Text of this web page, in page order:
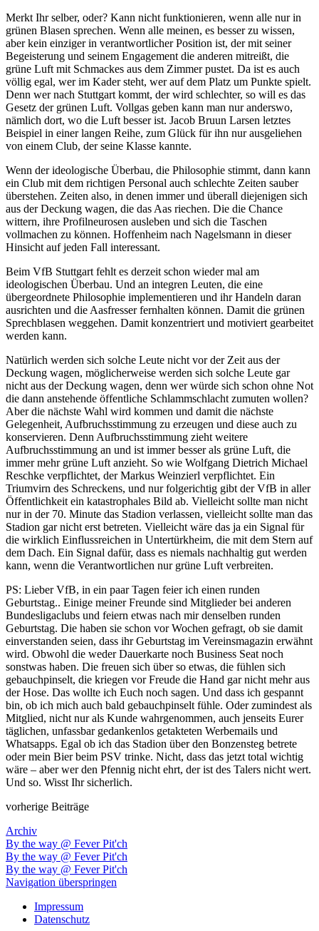
Merkt Ihr selber, oder? Kann nicht funktionieren, wenn alle nur in
grünen Blasen sprechen. Wenn alle meinen, es besser zu wissen,
aber kein einziger in verantwortlicher Position ist, der mit seiner
Begeisterung und seinem Engagement die anderen mitreißt, die
grüne Luft mit Schmackes aus dem Zimmer pustet. Da ist es auch
völlig egal, wer im Kader steht, wer auf dem Platz um Punkte spielt.
Denn wer nach Stuttgart kommt, der wird schlechter, so will es das
Gesetz der grünen Luft. Vollgas geben kann man nur anderswo,
nämlich dort, wo die Luft besser ist. Jacob Bruun Larsen letztes
Beispiel in einer langen Reihe, zum Glück für ihn nur ausgeliehen
von einem Club, der seine Klasse kannte.
Wenn der ideologische Überbau, die Philosophie stimmt, dann kann
ein Club mit dem richtigen Personal auch schlechte Zeiten sauber
überstehen. Zeiten also, in denen immer und überall diejenigen sich
aus der Deckung wagen, die das Aas riechen. Die die Chance
wittern, ihre Profilneurosen ausleben und sich die Taschen
vollmachen zu können. Hoffenheim nach Nagelsmann in dieser
Hinsicht auf jeden Fall interessant.
Beim VfB Stuttgart fehlt es derzeit schon wieder mal am
ideologischen Überbau. Und an integren Leuten, die eine
übergeordnete Philosophie implementieren und ihr Handeln daran
ausrichten und die Aasfresser fernhalten können. Damit die grünen
Sprechblasen weggehen. Damit konzentriert und motiviert gearbeitet
werden kann.
Natürlich werden sich solche Leute nicht vor der Zeit aus der
Deckung wagen, möglicherweise werden sich solche Leute gar
nicht aus der Deckung wagen, denn wer würde sich schon ohne Not
die dann anstehende öffentliche Schlammschlacht zumuten wollen?
Aber die nächste Wahl wird kommen und damit die nächste
Gelegenheit, Aufbruchsstimmung zu erzeugen und diese auch zu
konservieren. Denn Aufbruchsstimmung zieht weitere
Aufbruchsstimmung an und ist immer besser als grüne Luft, die
immer mehr grüne Luft anzieht. So wie Wolfgang Dietrich Michael
Reschke verpflichtet, der Markus Weinzierl verpflichtet. Ein
Triumvirn des Schreckens, und nur folgerichtig gibt der VfB in aller
Öffentlichkeit ein katastrophales Bild ab. Vielleicht sollte man nicht
nur in der 70. Minute das Stadion verlassen, vielleicht sollte man das
Stadion gar nicht erst betreten. Vielleicht wäre das ja ein Signal für
die wirklich Einflussreichen in Untertürkheim, die mit dem Stern auf
dem Dach. Ein Signal dafür, dass es niemals nachhaltig gut werden
kann, wenn die Verantwortlichen nur grüne Luft verbreiten.
PS: Lieber VfB, in ein paar Tagen feier ich einen runden
Geburtstag.. Einige meiner Freunde sind Mitglieder bei anderen
Bundesligaclubs und feiern etwas nach mir denselben runden
Geburtstag. Die haben sie schon vor Wochen gefragt, ob sie damit
einverstanden seien, dass ihr Geburtstag im Vereinsmagazin erwähnt
wird. Obwohl die weder Dauerkarte noch Business Seat noch
sonstwas haben. Die freuen sich über so etwas, die fühlen sich
gebauchpinselt, die kriegen vor Freude die Hand gar nicht mehr aus
der Hose. Das wollte ich Euch noch sagen. Und dass ich gespannt
bin, ob ich mich auch bald gebauchpinselt fühle. Oder zumindest als
Mitglied, nicht nur als Kunde wahrgenommen, auch jenseits Eurer
täglichen, unfassbar gedankenlos getakteten Werbemails und
Whatsapps. Egal ob ich das Stadion über den Bonzensteg betrete
oder mein Bier beim PSV trinke. Nicht, dass das jetzt total wichtig
wäre – aber wer den Pfennig nicht ehrt, der ist des Talers nicht wert.
Und so. Wisst Ihr sicherlich.
vorherige Beiträge
Archiv
By the way @ Fever Pit'ch
By the way @ Fever Pit'ch
By the way @ Fever Pit'ch
Navigation überspringen
Impressum
Datenschutz